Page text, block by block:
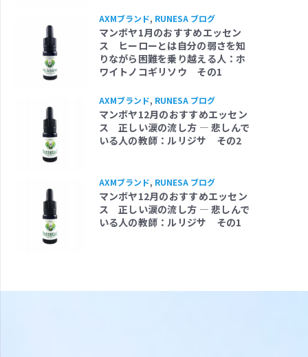
AXMブランド, RUNESA ブログ
マンボヤ1月のおすすめエッセン
ス ヒーローとは自分の弱さを知
りながら困難を乗り越える人：ホ
ワイトノコギリソウ その1
AXMブランド, RUNESA ブログ
マンボヤ12月のおすすめエッセン
ス 正しい涙の流し方 ― 悲しんで
いる人の教師：ルリジサ その2
AXMブランド, RUNESA ブログ
マンボヤ12月のおすすめエッセン
ス 正しい涙の流し方 ― 悲しんで
いる人の教師：ルリジサ その1